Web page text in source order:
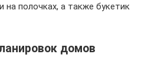
на полочках, а также букетик
домов